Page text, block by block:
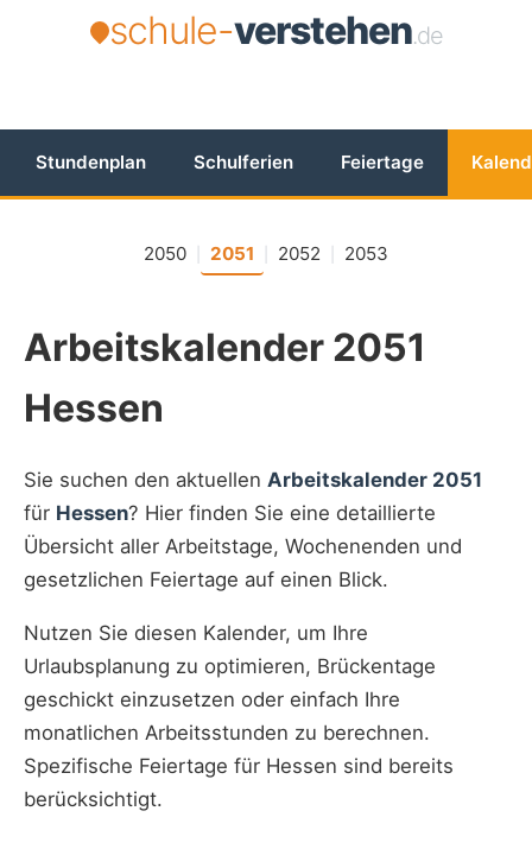
schule-verstehen.de
Stundenplan Schulferien Feiertage
2050 2051 2052 2053
Arbeitskalender 2051
Hessen
Sie suchen den aktuellen Arbeitskalender 2051
für Hessen? Hier finden Sie eine detaillierte
Übersicht aller Arbeitstage, Wochenenden und
gesetzlichen Feiertage auf einen Blick.
Nutzen Sie diesen Kalender, um Ihre
Urlaubsplanung zu optimieren, Brückentage
geschickt einzusetzen oder einfach Ihre
monatlichen Arbeitsstunden zu berechnen.
Spezifische Feiertage für Hessen sind bereits
berücksichtigt.